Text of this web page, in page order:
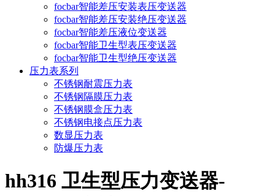
focbar智能差压安装表压变送器
focbar智能差压安装绝压变送器
focbar智能差压液位变送器
focbar智能卫生型表压变送器
focbar智能卫生型绝压变送器
压力表系列
不锈钢耐震压力表
不锈钢隔膜压力表
不锈钢膜盒压力表
不锈钢电接点压力表
数显压力表
防爆压力表
hh316 卫生型压力变送器-